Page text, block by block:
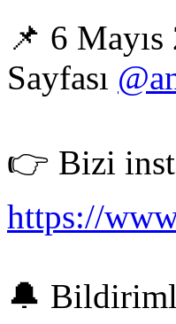
📌 6
Sayfası
👉 Bizi
https://
🔔